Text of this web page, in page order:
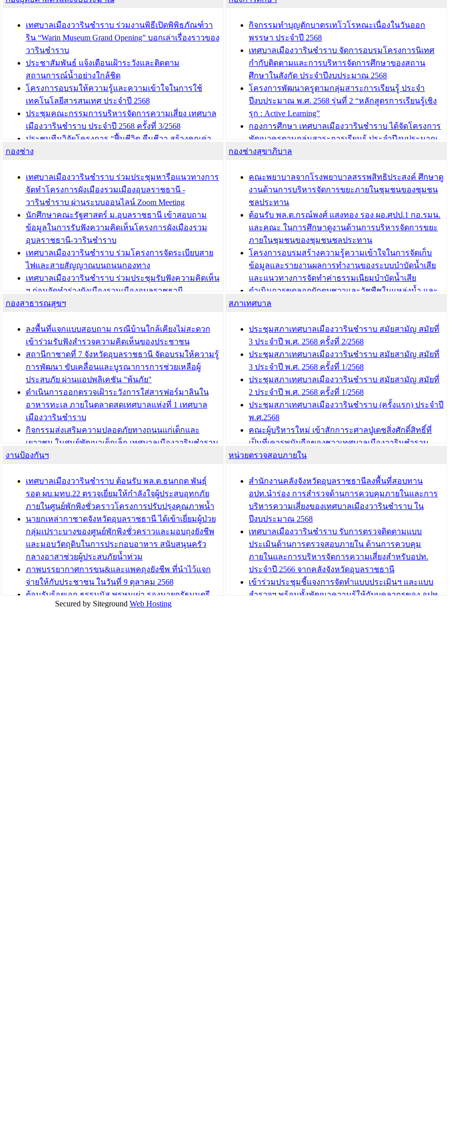
เทศบาลเมืองวารินชำราบ ร่วมงานพิธีเปิดพิพิธภัณฑ์วา
ริน “Warin Museum Grand Opening” บอกเล่าเรื่องราวของ
วารินชำราบ
ประชาสัมพันธ์ แจ้งเตือนเฝ้าระวังและติดตาม
สถานการณ์น้ำอย่างใกล้ชิด
โครงการอบรมให้ความรู้และความเข้าใจในการใช้
เทคโนโลยีสารสนเทศ ประจำปี 2568
ประชุมคณะกรรมการบริหารจัดการความเสี่ยง เทศบาล
เมืองวารินชำราบ ประจำปี 2568 ครั้งที่ 3/2568
ประชุมทีมวิจัยโครงการ “ฟื้นชีวิต คืนชีวา สร้างคุณค่า
เมืองวาริน” เพื่อร่วมขับเคลื่อนเมืองวารินชำราบให้เป็น
บทความ อื่นๆ ...
กิจกรรมทำบุญตักบาตรเทโวโรหณะเนื่องในวันออก
พรรษา ประจำปี 2568
เทศบาลเมืองวารินชำราบ จัดการอบรมโครงการนิเทศ
กำกับติดตามและการบริหารจัดการศึกษาของสถาน
ศึกษาในสังกัด ประจำปีงบประมาณ 2568
โครงการพัฒนาครูตามกลุ่มสาระการเรียนรู้ ประจำ
ปีงบประมาณ พ.ศ. 2568 รุ่นที่ 2 “หลักสูตรการเรียนรู้เชิง
รุก : Active Learning”
กองการศึกษา เทศบาลเมืองวารินชำราบ ได้จัดโครงการ
พัฒนาครูตามกลุ่มสาระการเรียนรู้ ประจำปีงบประมาณ
พ.ศ. 2568
รางวัลผู้อำนวยการสำนัก/กองการศึกษาดีเด่น ในงาน
แข่งขันทักษะทางวิชาการและงานมหกรรมการจัดการ
ศึกษาท้องถิ่น ระดับประเทศครั้งที่ 14 ประจำปี 2568
บทความ อื่นๆ ...
กองช่าง
เทศบาลเมืองวารินชำราบ ร่วมประชุมหารือแนวทางการ
จัดทำโครงการผังเมืองรวมเมืองอุบลราชธานี -
วารินชำราบ ผ่านระบบออนไลน์ Zoom Meeting
นักศึกษาคณะรัฐศาสตร์ ม.อุบลราชธานี เข้าสอบถาม
ข้อมูลในการรับฟังความคิดเห็นโครงการผังเมืองรวม
อุบลราชธานี-วารินชำราบ
เทศบาลเมืองวารินชำราบ ร่วมโครงการจัดระเบียบสาย
ไฟและสายสัญญาณบนถนนกองทาง
เทศบาลเมืองวารินชำราบ ร่วมประชุมรับฟังความคิดเห็น
ฯ ก่อนจัดทำร่างผังเมืองรวมเมืองอุบลราชธานี -
วารินชำราบ ครั้งที่ 3
การขออนุญาตเข้าทำประโยชน์ในพื้นที่ป่าไม้
บทความ อื่นๆ ...
กองช่างสุขาภิบาล
คณะพยาบาลจากโรงพยาบาลสรรพสิทธิประสงค์ ศึกษาดู
งานด้านการบริหารจัดการขยะภายในชุมชนของชุมชน
ชลประทาน
ต้อนรับ พล.ต.กรณ์พงศ์ แสงทอง รอง ผอ.ศปป.1 กอ.รมน.
และคณะ ในการศึกษาดูงานด้านการบริหารจัดการขยะ
ภายในชุมชนของชุมชนชลประทาน
โครงการอบรมสร้างความรู้ความเข้าใจในการจัดเก็บ
ข้อมูลและรายงานผลการทำงานของระบบบำบัดน้ำเสีย
และแนวทางการจัดทำค่าธรรมเนียมบำบัดน้ำเสีย
ดำเนินการขุดลอกผักตบชวาและวัชพืชในแหล่งน้ำ และ
พัฒนาฟื้นฟูและแก้ไขปัญหาแหล่งน้ำสาธารณะภายใน
ดำเนินการขุดลอกผักตบชวาและวัชพืชในแหล่งน้ำ และ
พัฒนาฟื้นฟูและแก้ไขปัญหาแหล่งน้ำสาธารณะภายชุม
ชนท่าบ้งมั่ง
บทความ อื่นๆ ...
กองสาธารณสุขฯ
ลงพื้นที่แจกแบบสอบถาม กรณีบ้านใกล้เคียงไม่สะดวก
เข้าร่วมรับฟังสำรวจความคิดเห็นของประชาชน
สถานีกาชาดที่ 7 จังหวัดอุบลราชธานี จัดอบรมให้ความรู้
การพัฒนา ขับเคลื่อนและบูรณาการการช่วยเหลือผู้
ประสบภัย ผ่านแอปพลิเคชัน "พ้นภัย"
ดำเนินการออกตรวจเฝ้าระวังการใส่สารฟอร์มาลินใน
อาหารทะเล ภายในตลาดสดเทศบาลแห่งที่ 1 เทศบาล
เมืองวารินชำราบ
กิจกรรมส่งเสริมความปลอดภัยทางถนนแก่เด็กและ
เยาวชน ในศูนย์พัฒนาเด็กเล็ก เทศบาลเมืองวารินชำราบ
เทศบาลเมืองวารินชำราบ ร่วมประชุมปรึกษาหารือการ
สภาเทศบาล
ประชุมสภาเทศบาลเมืองวารินชำราบ สมัยสามัญ สมัยที่
3 ประจำปี พ.ศ. 2568 ครั้งที่ 2/2568
ประชุมสภาเทศบาลเมืองวารินชำราบ สมัยสามัญ สมัยที่
3 ประจำปี พ.ศ. 2568 ครั้งที่ 1/2568
ประชุมสภาเทศบาลเมืองวารินชำราบ สมัยสามัญ สมัยที่
2 ประจำปี พ.ศ. 2568 ครั้งที่ 1/2568
ประชุมสภาเทศบาลเมืองวารินชำราบ (ครั้งแรก) ประจำปี
พ.ศ.2568
คณะผู้บริหารใหม่ เข้าสักการะศาลปู่เดชสิ่งศักดิ์สิทธิ์ที่
เป็นที่เคารพนับถือของชาวเทศบาลเมืองวารินชำราบ
งานป้องกันฯ
เทศบาลเมืองวารินชำราบ ต้อนรับ พล.ต.ธนกฤต พันธุ์
รอด ผบ.มทบ.22 ตรวจเยี่ยมให้กำลังใจผู้ประสบอุทกภัย
ภายในศูนย์พักพิงชั่วคราวโครงการปรับปรุงคุณภาพน้ำ
นายกเหล่ากาชาดจังหวัดอุบลราชธานี ได้เข้าเยี่ยมผู้ป่วย
กลุ่มเปราะบางของศูนย์พักพิงชั่วคราวและมอบถุงยังชีพ
และมอบวัตถุดิบในการประกอบอาหาร สนับสนุนครัว
กลางอาสาช่วยผู้ประสบภัยน้ำท่วม
ภาพบรรยากาศการขน&และแพคถุงยังชีพ ที่นำไว้แจก
จ่ายให้กับประชาชน ในวันที่ 9 ตุลาคม 2568
ต้อนรับร้อยเอก ธรรมนัส พรหมเผ่า รองนายกรัฐมนตรี
และรัฐมนตรีว่าการกระทรวงเกษตรและสหกรณ์ ลงพื้นที่
หน่วยตรวจสอบภายใน
สำนักงานคลังจังหวัดอุบลราชธานีลงพื้นที่สอบทาน
อปท.นำร่อง การสำรวจด้านการควบคุมภายในและการ
บริหารความเสี่ยงของเทศบาลเมืองวารินชำราบ ใน
ปีงบประมาณ 2568
เทศบาลเมืองวารินชำราบ รับการตรวจติดตามแบบ
ประเมินด้านการตรวจสอบภายใน ด้านการควบคุม
ภายในและการบริหารจัดการความเสี่ยงสำหรับอปท.
ประจำปี 2566 จากคลังจังหวัดอุบลราชธานี
เข้าร่วมประชุมชี้แจงการจัดทำแบบประเมินฯ และแบบ
สำรวจฯ พร้อมทั้งพัฒนาความรู้ให้กับบุคลากรของ อปท.
Secured by Siteground Web Hosting